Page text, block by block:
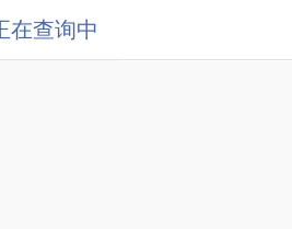
在查询中